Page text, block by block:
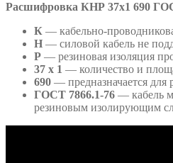
Расшифровка КНР 37х1 690
К — кабельно-
Н — силовой кабель не
Р — резиновая изоляция
37 х 1 — количество и
690 — предназначается
ГОСТ 7866.1-76 — кабель
резиновым изолирующим